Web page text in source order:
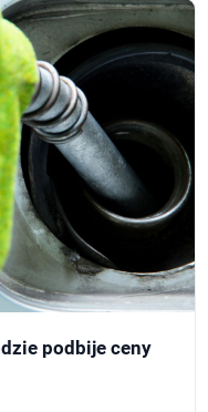
podbije ceny